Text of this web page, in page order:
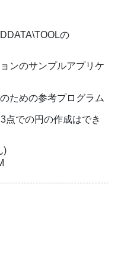
の
ンのサンプルアプリケ
ための参考プログラム
点での円の作成はでき
)